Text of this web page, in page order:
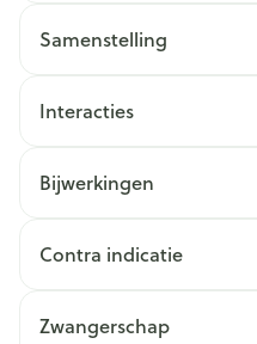
Samenstelling
Interacties
Bijwerkingen
Contra indicatie
Zwangerschap